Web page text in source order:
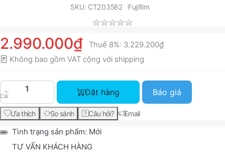
SKU: CT203582 Fujifilm
2.990.000₫ Thuế 8%: 3.229.200₫
Không bao gồm VAT cộng với shipping
Cái
Mực Photocopy màu đen Fujifilm CT203582
Đặt hàng Báo giá
Ưa thích So sánh Câu hỏi? Email
Tình trạng sản phẩm: Mới
TƯ VẤN KHÁCH HÀNG